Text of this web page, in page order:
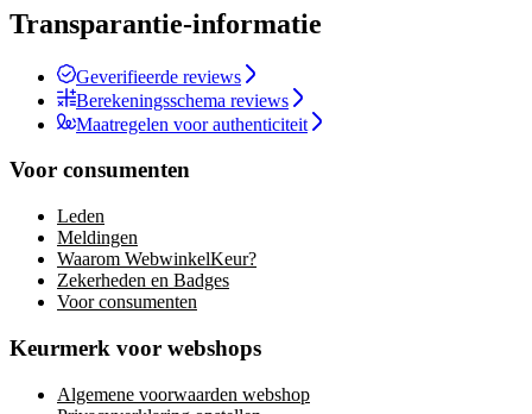
Transparantie-informatie
Geverifieerde reviews
Berekeningsschema reviews
Maatregelen voor authenticiteit
Voor consumenten
Leden
Meldingen
Waarom WebwinkelKeur?
Zekerheden en Badges
Voor consumenten
Keurmerk voor webshops
Algemene voorwaarden webshop